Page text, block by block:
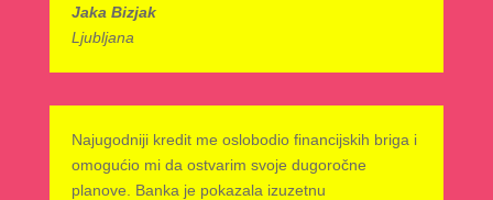
Jaka Bizjak
Ljubljana
Najugodniji kredit me oslobodio financijskih briga i
omogućio mi da ostvarim svoje dugoročne
planove. Banka je pokazala izuzetnu